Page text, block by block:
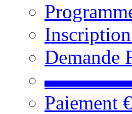
Demande
Paiement